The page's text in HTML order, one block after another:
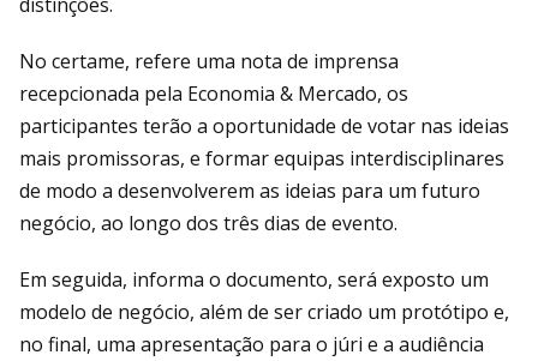
No certame, refere uma nota de imprensa
recepcionada pela Economia & Mercado, os
participantes terão a oportunidade de votar nas ideias
mais promissoras, e formar equipas interdisciplinares
de modo a desenvolverem as ideias para um futuro
negócio, ao longo dos três dias de evento.
Em seguida, informa o documento, será exposto um
modelo de negócio, além de ser criado um protótipo e,
no final, uma apresentação para o júri e a audiência